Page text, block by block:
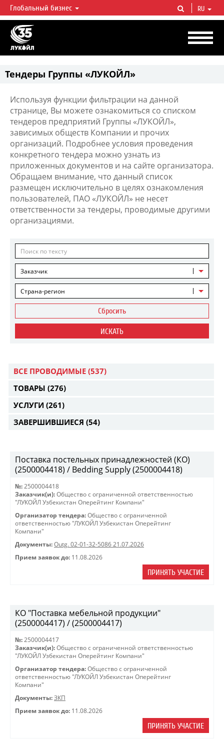
ЛУКОЙЛ СЕГОДНЯ
ЛУКОЙЛ — одна из крупнейших вертикально интегрированных
нефтегазовых компаний в мире, на долю которой приходится более 2%
мировой добычи нефти и около 1% доказанных запасов углеводородов.
Глобальный бизнес RU
Тендеры Группы «ЛУКОЙЛ»
Используя функции фильтрации на данной
странице, Вы можете ознакомиться со списком
тендеров предприятий Группы «ЛУКОЙЛ»,
зависимых обществ Компании и прочих
организаций. Подробнее условия проведения
конкретного тендера можно узнать из
приложенных документов и на сайте организатора.
Обращаем внимание, что данный список
размещен исключительно в целях ознакомления
пользователей, ПАО «ЛУКОЙЛ» не несет
ответственности за тендеры, проводимые другими
организациями.
Заказчик
Страна-регион
Сбросить
ИСКАТЬ
ВСЕ ПРОВОДИМЫЕ (537)
ТОВАРЫ (276)
УСЛУГИ (261)
ЗАВЕРШИВШИЕСЯ (54)
Поставка постельных принадлежностей (КО)
(2500004418) / Bedding Supply (2500004418)
№: 2500004418
Заказчик(и): Общество с ограниченной ответственностью
"ЛУКОЙЛ Узбекистан Оперейтинг Компани"
Организатор тендера: Общество с ограниченной
ответственностью "ЛУКОЙЛ Узбекистан Оперейтинг
Компани"
Документы: Outg. 02-01-32-5086 21.07.2026
Прием заявок до: 11.08.2026
ПРИНЯТЬ УЧАСТИЕ
КО "Поставка мебельной продукции"
(2500004417) / (2500004417)
№: 2500004417
Заказчик(и): Общество с ограниченной ответственностью
"ЛУКОЙЛ Узбекистан Оперейтинг Компани"
Организатор тендера: Общество с ограниченной
ответственностью "ЛУКОЙЛ Узбекистан Оперейтинг
Компани"
Документы: ЗКП
Прием заявок до: 11.08.2026
ПРИНЯТЬ УЧАСТИЕ